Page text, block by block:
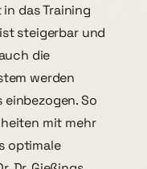
das Training
steigerbar und
die
werden
So
mit mehr
optimale